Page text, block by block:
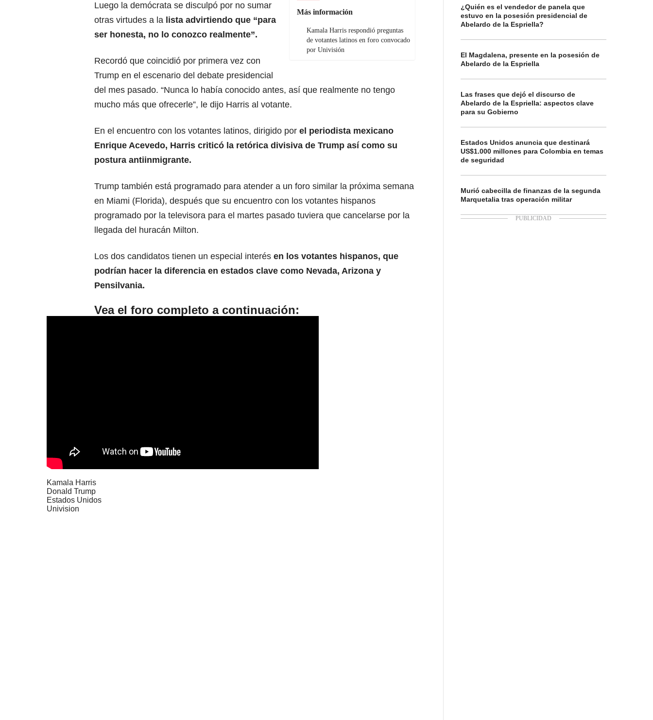
Más información
Kamala Harris respondió preguntas
de votantes latinos en foro convocado
por Univisión
Luego la demócrata se disculpó por no sumar
otras virtudes a la lista advirtiendo que “para
ser honesta, no lo conozco realmente”.
Recordó que coincidió por primera vez con
Trump en el escenario del debate presidencial
del mes pasado. “Nunca lo había conocido antes, así que realmente no tengo
mucho más que ofrecerle”, le dijo Harris al votante.
En el encuentro con los votantes latinos, dirigido por el periodista mexicano
Enrique Acevedo, Harris criticó la retórica divisiva de Trump así como su
postura antiinmigrante.
Trump también está programado para atender a un foro similar la próxima semana
en Miami (Florida), después que su encuentro con los votantes hispanos
programado por la televisora para el martes pasado tuviera que cancelarse por la
llegada del huracán Milton.
Los dos candidatos tienen un especial interés en los votantes hispanos, que
podrían hacer la diferencia en estados clave como Nevada, Arizona y
Pensilvania.
Vea el foro completo a continuación:
Kamala Harris
Donald Trump
Estados Unidos
Univision
¿Quién es el vendedor de panela que
estuvo en la posesión presidencial de
Abelardo de la Espriella?
El Magdalena, presente en la posesión de
Abelardo de la Espriella
Las frases que dejó el discurso de
Abelardo de la Espriella: aspectos clave
para su Gobierno
Estados Unidos anuncia que destinará
US$1.000 millones para Colombia en temas
de seguridad
Murió cabecilla de finanzas de la segunda
Marquetalia tras operación militar